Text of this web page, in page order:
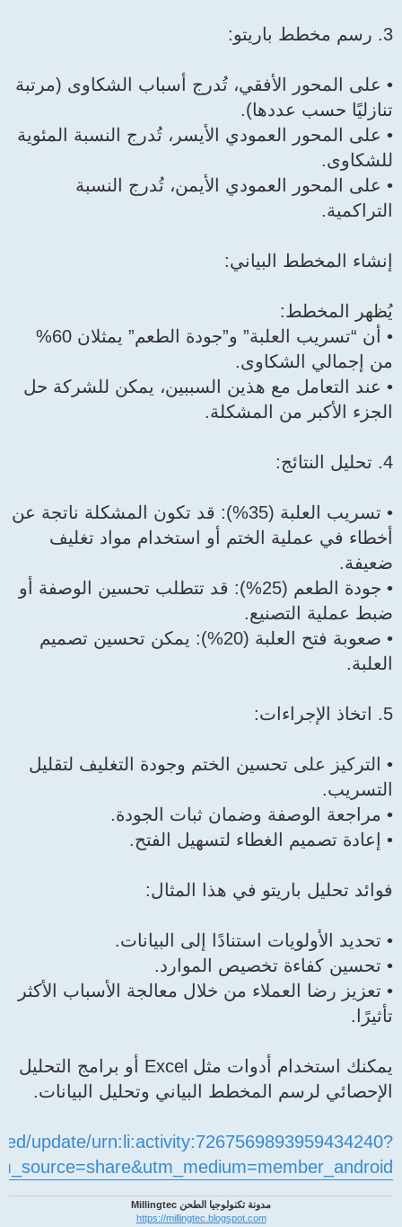
3. رسم مخطط باريتو:
• على المحور الأفقي، تُدرج أسباب الشكاوى (مرتبة
تنازليًا حسب عددها).
• على المحور العمودي الأيسر، تُدرج النسبة المئوية
للشكاوى.
• على المحور العمودي الأيمن، تُدرج النسبة
التراكمية.
إنشاء المخطط البياني:
يُظهر المخطط:
• أن “تسريب العلبة” و”جودة الطعم” يمثلان 60%
من إجمالي الشكاوى.
• عند التعامل مع هذين السببين، يمكن للشركة حل
الجزء الأكبر من المشكلة.
4. تحليل النتائج:
• تسريب العلبة (35%): قد تكون المشكلة ناتجة عن
أخطاء في عملية الختم أو استخدام مواد تغليف
ضعيفة.
• جودة الطعم (25%): قد تتطلب تحسين الوصفة أو
ضبط عملية التصنيع.
• صعوبة فتح العلبة (20%): يمكن تحسين تصميم
العلبة.
5. اتخاذ الإجراءات:
• التركيز على تحسين الختم وجودة التغليف لتقليل
التسريب.
• مراجعة الوصفة وضمان ثبات الجودة.
• إعادة تصميم الغطاء لتسهيل الفتح.
فوائد تحليل باريتو في هذا المثال:
• تحديد الأولويات استنادًا إلى البيانات.
• تحسين كفاءة تخصيص الموارد.
• تعزيز رضا العملاء من خلال معالجة الأسباب الأكثر
تأثيرًا.
يمكنك استخدام أدوات مثل Excel أو برامج التحليل
الإحصائي لرسم المخطط البياني وتحليل البيانات.
update/urn:li:activity:7267569893959434240?
مدونة تكنولوجيا الطحن Millingtec
https://millingtec.blogspot.com